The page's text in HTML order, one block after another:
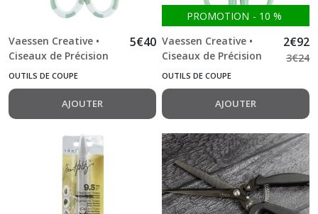
Vaessen Creative •
Ciseaux de Précision
avec Revêtement
Antiadhésif
5€40
OUTILS DE COUPE
AJOUTER
PROMOTION - 10 %
Vaessen Creative •
Ciseaux de Précision
avec Poignée Plastique
2€92
3€24
OUTILS DE COUPE
AJOUTER